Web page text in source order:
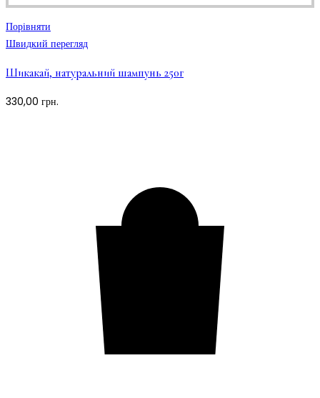
Порівняти
Швидкий перегляд
Шикакай, натуральний шампунь 250г
330,00 грн.